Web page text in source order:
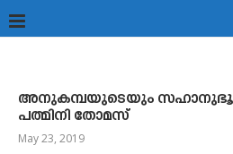
അനുകമ്പയുടെയും
പത്മിനി തോമസ്
May 23, 2019